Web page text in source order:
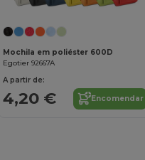
Mochila em poliéster 600D
Egotier 92667A
A partir de:
4,20 € Encomendar